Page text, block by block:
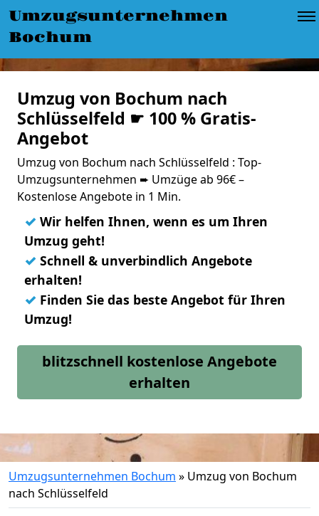
Umzugsunternehmen
Bochum
Umzug von Bochum nach
Schlüsselfeld ☛ 100 % Gratis-
Angebot
Umzug von Bochum nach Schlüsselfeld : Top-
Umzugsunternehmen ➨ Umzüge ab 96€ –
Kostenlose Angebote in 1 Min.
✓ Wir helfen Ihnen, wenn es um Ihren
Umzug geht!
✓ Schnell & unverbindlich Angebote
erhalten!
✓ Finden Sie das beste Angebot für Ihren
Umzug!
blitzschnell kostenlose Angebote
erhalten
Umzugsunternehmen Bochum » Umzug von Bochum
nach Schlüsselfeld